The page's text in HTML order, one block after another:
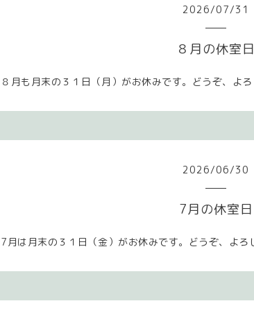
2026/07/31
８月の休室日
８月も月末の３１日（月）がお休みです。どうぞ、よろ
2026/06/30
7月の休室日
7月は月末の３１日（金）がお休みです。どうぞ、よろ